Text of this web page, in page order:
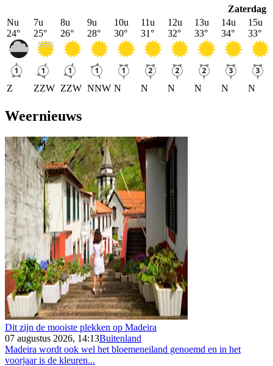
Zaterdag
Nu
24°
Z
7u
25°
ZZW
8u
26°
ZZW
9u
28°
NNW
10u
30°
N
11u
31°
N
12u
32°
N
13u
33°
N
14u
34°
N
15u
33°
N
Weernieuws
Dit zijn de mooiste plekken op Madeira
07 augustus 2026, 14:13Buitenland
Madeira wordt ook wel het bloemeneiland genoemd en in het
voorjaar is de kleuren...